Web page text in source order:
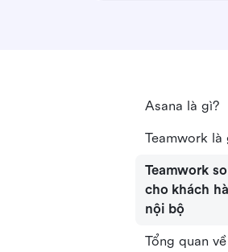
Asana là gì?
Teamwork là
Teamwork
cho khách
nội bộ
Tổng quan